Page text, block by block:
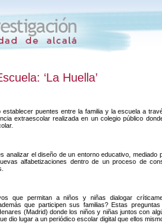
‘La Huella’
puentes entre la familia y la escuela a
extraescolar realizada en un colegio público
analizar el diseño de un entorno educativo,
alfabetizaciones dentro de un proceso de
que permitan a niños y niñas dialogar
que participen sus familias? Estas
(Madrid) donde los niños y niñas juntos con
dio lugar a un periódico escolar digital que ellos